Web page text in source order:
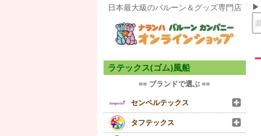
日本最大級のバルーン＆グッズ専門店
ラテックス(ゴム)風船
== ブランドで選ぶ ==
センペルテックス
タフテックス